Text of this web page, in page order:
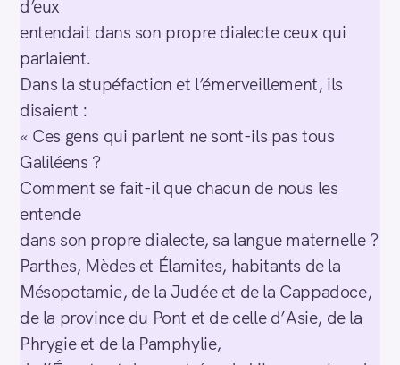
d’eux
entendait dans son propre dialecte ceux qui
parlaient.
Dans la stupéfaction et l’émerveillement, ils
disaient :
« Ces gens qui parlent ne sont-ils pas tous
Galiléens ?
Comment se fait-il que chacun de nous les
entende
dans son propre dialecte, sa langue maternelle ?
Parthes, Mèdes et Élamites, habitants de la
Mésopotamie, de la Judée et de la Cappadoce,
de la province du Pont et de celle d’Asie, de la
Phrygie et de la Pamphylie,